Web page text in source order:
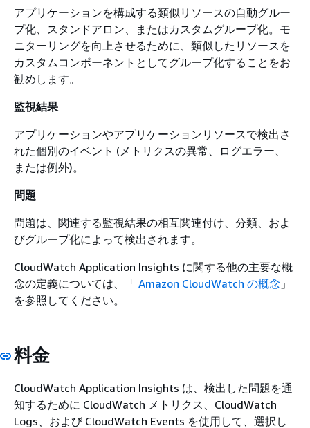
アプリケーションを構成する類似リソースの自動グルー
プ化、スタンドアロン、またはカスタムグループ化。モ
ニターリングを向上させるために、類似したリソースを
カスタムコンポーネントとしてグループ化することをお
勧めします。
監視結果
アプリケーションやアプリケーションリソースで検出さ
れた個別のイベント (メトリクスの異常、ログエラー、
または例外)。
問題
問題は、関連する監視結果の相互関連付け、分類、およ
びグループ化によって検出されます。
CloudWatch Application Insights に関する他の主要な概
念の定義については、「 Amazon CloudWatch の概念 」
を参照してください。
料金
CloudWatch Application Insights は、検出した問題を通
知するために CloudWatch メトリクス、CloudWatch
Logs、および CloudWatch Events を使用して、選択し